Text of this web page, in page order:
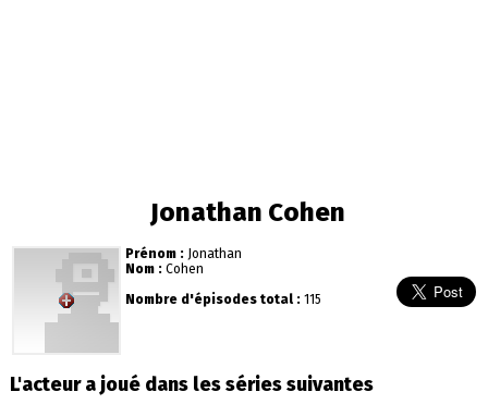
Jonathan Cohen
Prénom : Jonathan
Nom : Cohen
Nombre d'épisodes total : 115
L'acteur a joué dans les séries suivantes